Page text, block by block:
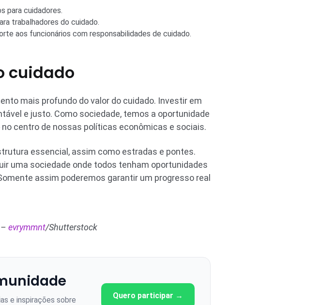
para cuidadores.
trabalhadores do cuidado.
aos funcionários com responsabilidades de cuidado.
cuidado
mais profundo do valor do cuidado. Investir em
e justo. Como sociedade, temos a oportunidade
centro de nossas políticas econômicas e sociais.
essencial, assim como estradas e pontes.
uma sociedade onde todos tenham oportunidades
assim poderemos garantir um progresso real
evrymmnt/Shutterstock
e inspirações sobre Quero participar →